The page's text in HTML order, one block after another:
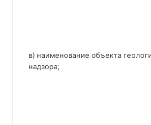
в) наименование объекта
надзора;